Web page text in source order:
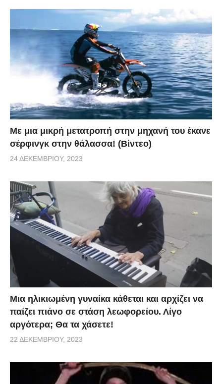
Με μια μικρή μετατροπή στην μηχανή του έκανε
σέρφινγκ στην θάλασσα! (Βίντεο)
24 ΔΕΚΕΜΒΡΊΟΥ, 2023
Μια ηλικιωμένη γυναίκα κάθεται και αρχίζει να
παίζει πιάνο σε στάση λεωφορείου. Λίγο
αργότερα; Θα τα χάσετε!
22 ΔΕΚΕΜΒΡΊΟΥ, 2023